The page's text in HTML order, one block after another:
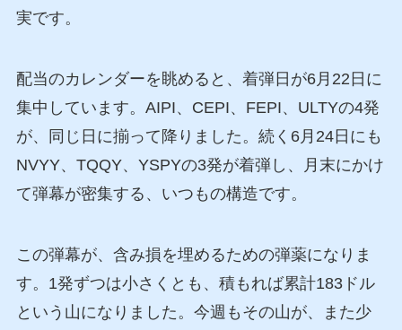
実です。
配当のカレンダーを眺めると、着弾日が6月22日に
集中しています。AIPI、CEPI、FEPI、ULTYの4発
が、同じ日に揃って降りました。続く6月24日にも
NVYY、TQQY、YSPYの3発が着弾し、月末にかけ
て弾幕が密集する、いつもの構造です。
この弾幕が、含み損を埋めるための弾薬になりま
す。1発ずつは小さくとも、積もれば累計183ドル
という山になりました。今週もその山が、また少